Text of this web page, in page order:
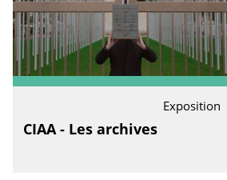
Exposition
CIAA - Les archives